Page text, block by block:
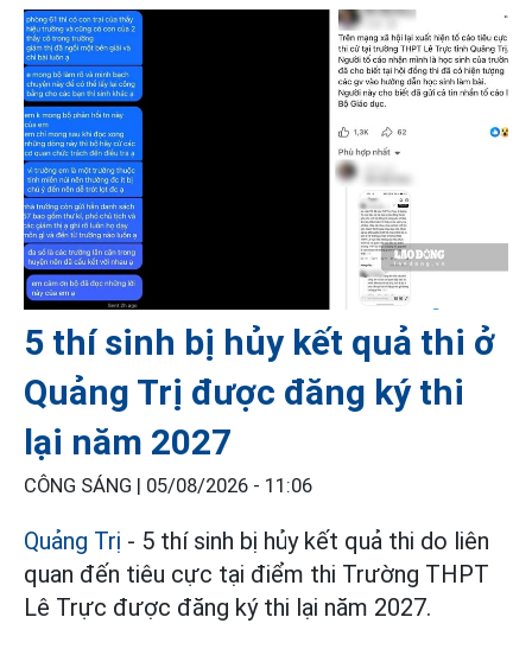
5 thí sinh bị hủy kết quả thi ở
Quảng Trị được đăng ký thi
lại năm 2027
CÔNG SÁNG | 05/08/2026 - 11:06
Quảng Trị - 5 thí sinh bị hủy kết quả thi do liên
quan đến tiêu cực tại điểm thi Trường THPT
Lê Trực được đăng ký thi lại năm 2027.